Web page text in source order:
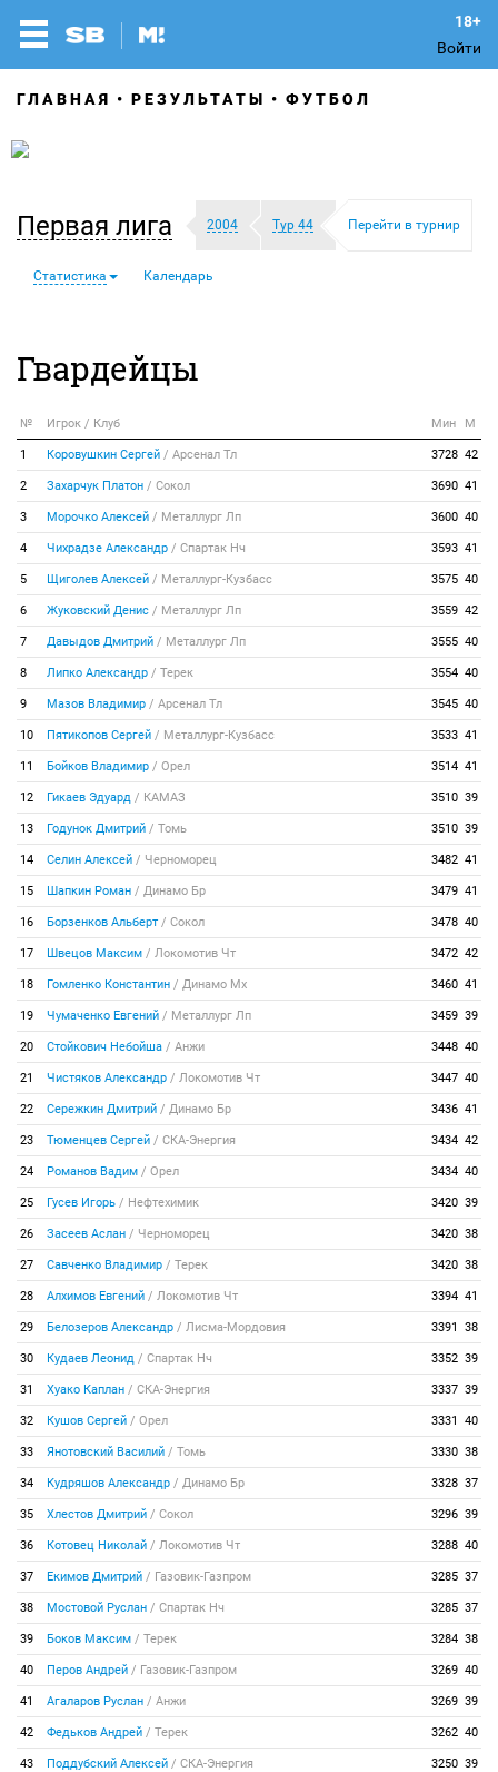
Войти
ГЛАВНАЯ РЕЗУЛЬТАТЫ ФУТБОЛ
Первая лига 2004 Тур 44 Перейти в турнир
Статистика Календарь
Гвардейцы
№ Игрок / Клуб Мин М
1 Коровушкин Сергей / Арсенал Тл 3728 42
2 Захарчук Платон / Сокол 3690 41
3 Морочко Алексей / Металлург Лп 3600 40
4 Чихрадзе Александр / Спартак Нч 3593 41
5 Щиголев Алексей / Металлург-Кузбасс 3575 40
6 Жуковский Денис / Металлург Лп 3559 42
7 Давыдов Дмитрий / Металлург Лп 3555 40
8 Липко Александр / Терек 3554 40
9 Мазов Владимир / Арсенал Тл 3545 40
10 Пятикопов Сергей / Металлург-Кузбасс 3533 41
11 Бойков Владимир / Орел 3514 41
12 Гикаев Эдуард / КАМАЗ 3510 39
13 Годунок Дмитрий / Томь 3510 39
14 Селин Алексей / Черноморец 3482 41
15 Шапкин Роман / Динамо Бр 3479 41
16 Борзенков Альберт / Сокол 3478 40
17 Швецов Максим / Локомотив Чт 3472 42
18 Гомленко Константин / Динамо Мх 3460 41
19 Чумаченко Евгений / Металлург Лп 3459 39
20 Стойкович Небойша / Анжи 3448 40
21 Чистяков Александр / Локомотив Чт 3447 40
22 Сережкин Дмитрий / Динамо Бр 3436 41
23 Тюменцев Сергей / СКА-Энергия 3434 42
24 Романов Вадим / Орел 3434 40
25 Гусев Игорь / Нефтехимик 3420 39
26 Засеев Аслан / Черноморец 3420 38
27 Савченко Владимир / Терек 3420 38
28 Алхимов Евгений / Локомотив Чт 3394 41
29 Белозеров Александр / Лисма-Мордовия 3391 38
30 Кудаев Леонид / Спартак Нч 3352 39
31 Хуако Каплан / СКА-Энергия 3337 39
32 Кушов Сергей / Орел 3331 40
33 Янотовский Василий / Томь 3330 38
34 Кудряшов Александр / Динамо Бр 3328 37
35 Хлестов Дмитрий / Сокол 3296 39
36 Котовец Николай / Локомотив Чт 3288 40
37 Екимов Дмитрий / Газовик-Газпром 3285 37
38 Мостовой Руслан / Спартак Нч 3285 37
39 Боков Максим / Терек 3284 38
40 Перов Андрей / Газовик-Газпром 3269 40
41 Агаларов Руслан / Анжи 3269 39
42 Федьков Андрей / Терек 3262 40
43 Поддубский Алексей / СКА-Энергия 3250 39